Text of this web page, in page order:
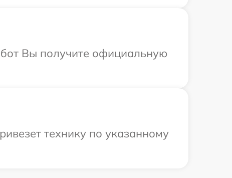
Вы получите официальную
технику по указанному